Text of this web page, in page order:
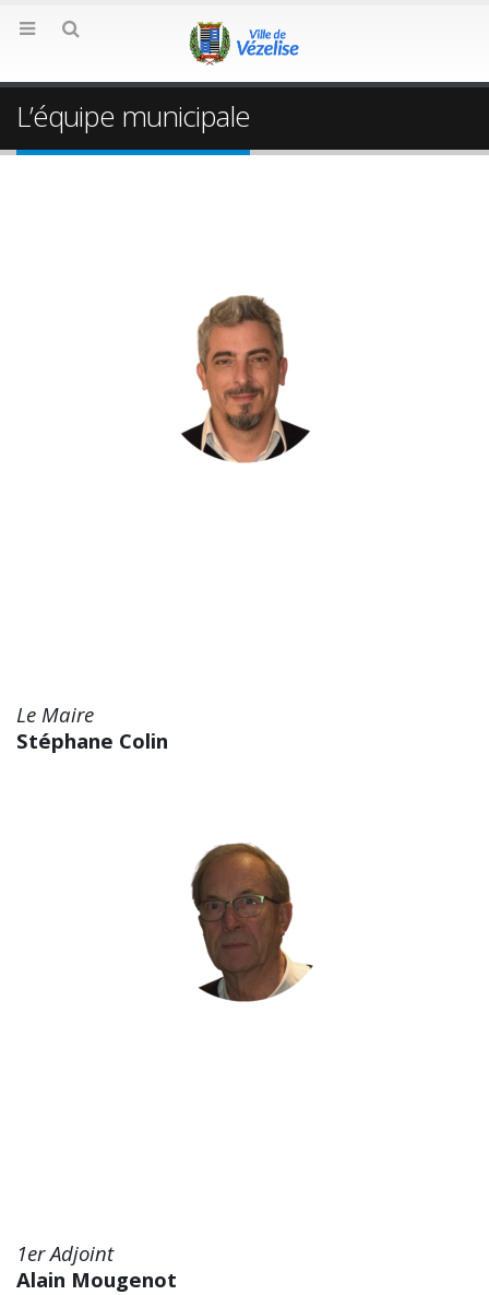
L’équipe municipale
Le Maire
Stéphane Colin
1er Adjoint
Alain Mougenot